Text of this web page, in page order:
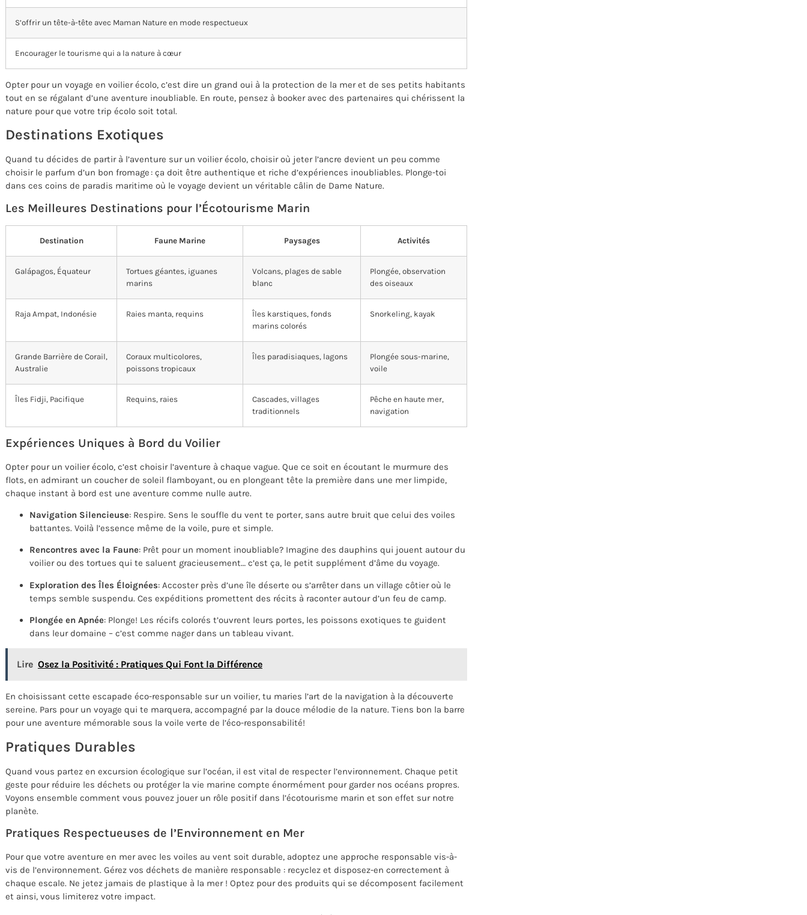
S’offrir un tête-à-tête avec Maman Nature en mode respectueux
Encourager le tourisme qui a la nature à cœur
Opter pour un voyage en voilier écolo, c’est dire un grand oui à la protection de la mer et de ses petits habitants
tout en se régalant d’une aventure inoubliable. En route, pensez à booker avec des partenaires qui chérissent la
nature pour que votre trip écolo soit total.
Destinations Exotiques
Quand tu décides de partir à l’aventure sur un voilier écolo, choisir où jeter l’ancre devient un peu comme
choisir le parfum d’un bon fromage : ça doit être authentique et riche d’expériences inoubliables. Plonge-toi
dans ces coins de paradis maritime où le voyage devient un véritable câlin de Dame Nature.
Les Meilleures Destinations pour l’Écotourisme Marin
Destination Faune Marine Paysages Activités
Galápagos, Équateur
Tortues géantes, iguanes
marins
Volcans, plages de sable
blanc
Plongée, observation
des oiseaux
Raja Ampat, Indonésie Raies manta, requins
Îles karstiques, fonds
marins colorés
Snorkeling, kayak
Grande Barrière de Corail,
Australie
Coraux multicolores,
poissons tropicaux
Îles paradisiaques, lagons
Plongée sous-marine,
voile
Îles Fidji, Pacifique Requins, raies
Cascades, villages
traditionnels
Pêche en haute mer,
navigation
Expériences Uniques à Bord du Voilier
Opter pour un voilier écolo, c’est choisir l’aventure à chaque vague. Que ce soit en écoutant le murmure des
flots, en admirant un coucher de soleil flamboyant, ou en plongeant tête la première dans une mer limpide,
chaque instant à bord est une aventure comme nulle autre.
Navigation Silencieuse: Respire. Sens le souffle du vent te porter, sans autre bruit que celui des voiles
battantes. Voilà l’essence même de la voile, pure et simple.
Rencontres avec la Faune: Prêt pour un moment inoubliable? Imagine des dauphins qui jouent autour du
voilier ou des tortues qui te saluent gracieusement… c’est ça, le petit supplément d’âme du voyage.
Exploration des Îles Éloignées: Accoster près d’une île déserte ou s’arrêter dans un village côtier où le
temps semble suspendu. Ces expéditions promettent des récits à raconter autour d’un feu de camp.
Plongée en Apnée: Plonge! Les récifs colorés t’ouvrent leurs portes, les poissons exotiques te guident
dans leur domaine – c’est comme nager dans un tableau vivant.
Lire Osez la Positivité : Pratiques Qui Font la Différence
En choisissant cette escapade éco-responsable sur un voilier, tu maries l’art de la navigation à la découverte
sereine. Pars pour un voyage qui te marquera, accompagné par la douce mélodie de la nature. Tiens bon la barre
pour une aventure mémorable sous la voile verte de l’éco-responsabilité!
Pratiques Durables
Quand vous partez en excursion écologique sur l’océan, il est vital de respecter l’environnement. Chaque petit
geste pour réduire les déchets ou protéger la vie marine compte énormément pour garder nos océans propres.
Voyons ensemble comment vous pouvez jouer un rôle positif dans l’écotourisme marin et son effet sur notre
planète.
Pratiques Respectueuses de l’Environnement en Mer
Pour que votre aventure en mer avec les voiles au vent soit durable, adoptez une approche responsable vis-à-
vis de l’environnement. Gérez vos déchets de manière responsable : recyclez et disposez-en correctement à
chaque escale. Ne jetez jamais de plastique à la mer ! Optez pour des produits qui se décomposent facilement
et ainsi, vous limiterez votre impact.